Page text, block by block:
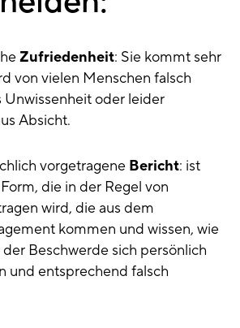
Zufriedenheit: Sie kommt sehr
von vielen Menschen falsch
Unwissenheit oder leider
Absicht.
vorgetragene Bericht: ist
die in der Regel von
wird, die aus dem
kommen und wissen, wie
Beschwerde sich persönlich
und entsprechend falsch